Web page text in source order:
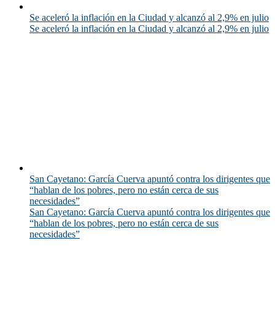
Se aceleró la inflación en la Ciudad y alcanzó al 2,9% en julio
Se aceleró la inflación en la Ciudad y alcanzó al 2,9% en julio
San Cayetano: García Cuerva apuntó contra los dirigentes que
“hablan de los pobres, pero no están cerca de sus
necesidades”
San Cayetano: García Cuerva apuntó contra los dirigentes que
“hablan de los pobres, pero no están cerca de sus
necesidades”